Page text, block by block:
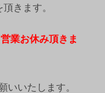
きます。
業お休み頂きま
いいたします。